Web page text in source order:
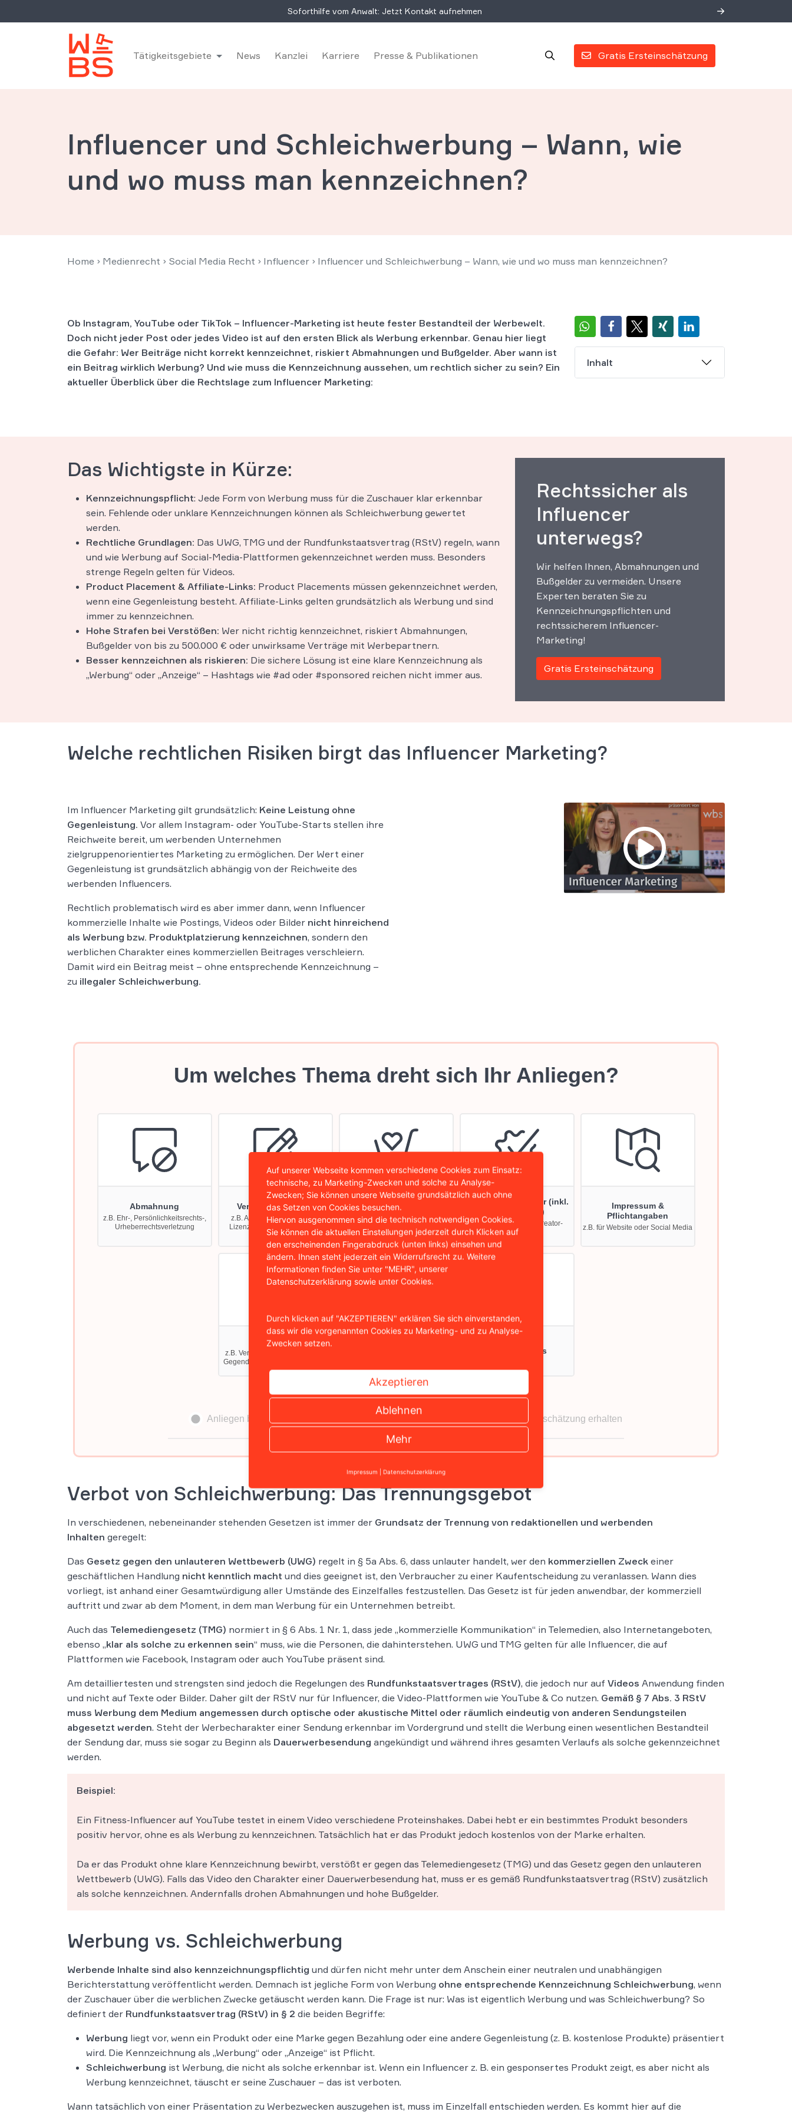
Soforthilfe vom Anwalt: Jetzt Kontakt aufnehmen
Gratis Ersteinschätzung
Tätigkeitsgebiete News Kanzlei Karriere Presse & Publikationen
Influencer und Schleichwerbung – Wann, wie
und wo muss man kennzeichnen?
Home › Medienrecht › Social Media Recht › Influencer › Influencer und Schleichwerbung – Wann, wie und wo muss man kennzeichnen?
Inhalt
Ob Instagram, YouTube oder TikTok – Influencer-Marketing ist heute fester Bestandteil der Werbewelt.
Doch nicht jeder Post oder jedes Video ist auf den ersten Blick als Werbung erkennbar. Genau hier liegt
die Gefahr: Wer Beiträge nicht korrekt kennzeichnet, riskiert Abmahnungen und Bußgelder. Aber wann ist
ein Beitrag wirklich Werbung? Und wie muss die Kennzeichnung aussehen, um rechtlich sicher zu sein? Ein
aktueller Überblick über die Rechtslage zum Influencer Marketing:
Das Wichtigste in Kürze:
Kennzeichnungspflicht: Jede Form von Werbung muss für die Zuschauer klar erkennbar
sein. Fehlende oder unklare Kennzeichnungen können als Schleichwerbung gewertet
werden.
Rechtliche Grundlagen: Das UWG, TMG und der Rundfunkstaatsvertrag (RStV) regeln, wann
und wie Werbung auf Social-Media-Plattformen gekennzeichnet werden muss. Besonders
strenge Regeln gelten für Videos.
Product Placement & Affiliate-Links: Product Placements müssen gekennzeichnet werden,
wenn eine Gegenleistung besteht. Affiliate-Links gelten grundsätzlich als Werbung und sind
immer zu kennzeichnen.
Hohe Strafen bei Verstößen: Wer nicht richtig kennzeichnet, riskiert Abmahnungen,
Bußgelder von bis zu 500.000 € oder unwirksame Verträge mit Werbepartnern.
Besser kennzeichnen als riskieren: Die sichere Lösung ist eine klare Kennzeichnung als
„Werbung“ oder „Anzeige“ – Hashtags wie #ad oder #sponsored reichen nicht immer aus.
Rechtssicher als
Influencer
unterwegs?
Wir helfen Ihnen, Abmahnungen und
Bußgelder zu vermeiden. Unsere
Experten beraten Sie zu
Kennzeichnungspflichten und
rechtssicherem Influencer-
Marketing!
Gratis Ersteinschätzung
Welche rechtlichen Risiken birgt das Influencer Marketing?
Im Influencer Marketing gilt grundsätzlich: Keine Leistung ohne
Gegenleistung. Vor allem Instagram- oder YouTube-Starts stellen ihre
Reichweite bereit, um werbenden Unternehmen
zielgruppenorientiertes Marketing zu ermöglichen. Der Wert einer
Gegenleistung ist grundsätzlich abhängig von der Reichweite des
werbenden Influencers.
Rechtlich problematisch wird es aber immer dann, wenn Influencer
kommerzielle Inhalte wie Postings, Videos oder Bilder nicht hinreichend
als Werbung bzw. Produktplatzierung kennzeichnen, sondern den
werblichen Charakter eines kommerziellen Beitrages verschleiern.
Damit wird ein Beitrag meist – ohne entsprechende Kennzeichnung –
zu illegaler Schleichwerbung.
Verbot von Schleichwerbung: Das Trennungsgebot
In verschiedenen, nebeneinander stehenden Gesetzen ist immer der Grundsatz der Trennung von redaktionellen und werbenden
Inhalten geregelt:
Das Gesetz gegen den unlauteren Wettbewerb (UWG) regelt in § 5a Abs. 6, dass unlauter handelt, wer den kommerziellen Zweck einer
geschäftlichen Handlung nicht kenntlich macht und dies geeignet ist, den Verbraucher zu einer Kaufentscheidung zu veranlassen. Wann dies
vorliegt, ist anhand einer Gesamtwürdigung aller Umstände des Einzelfalles festzustellen. Das Gesetz ist für jeden anwendbar, der kommerziell
auftritt und zwar ab dem Moment, in dem man Werbung für ein Unternehmen betreibt.
Auch das Telemediengesetz (TMG) normiert in § 6 Abs. 1 Nr. 1, dass jede „kommerzielle Kommunikation“ in Telemedien, also Internetangeboten,
ebenso „klar als solche zu erkennen sein“ muss, wie die Personen, die dahinterstehen. UWG und TMG gelten für alle Influencer, die auf
Plattformen wie Facebook, Instagram oder auch YouTube präsent sind.
Am detailliertesten und strengsten sind jedoch die Regelungen des Rundfunkstaatsvertrages (RStV), die jedoch nur auf Videos Anwendung finden
und nicht auf Texte oder Bilder. Daher gilt der RStV nur für Influencer, die Video-Plattformen wie YouTube & Co nutzen. Gemäß § 7 Abs. 3 RStV
muss Werbung dem Medium angemessen durch optische oder akustische Mittel oder räumlich eindeutig von anderen Sendungsteilen
abgesetzt werden. Steht der Werbecharakter einer Sendung erkennbar im Vordergrund und stellt die Werbung einen wesentlichen Bestandteil
der Sendung dar, muss sie sogar zu Beginn als Dauerwerbesendung angekündigt und während ihres gesamten Verlaufs als solche gekennzeichnet
werden.
Beispiel:
Ein Fitness-Influencer auf YouTube testet in einem Video verschiedene Proteinshakes. Dabei hebt er ein bestimmtes Produkt besonders
positiv hervor, ohne es als Werbung zu kennzeichnen. Tatsächlich hat er das Produkt jedoch kostenlos von der Marke erhalten.
Da er das Produkt ohne klare Kennzeichnung bewirbt, verstößt er gegen das Telemediengesetz (TMG) und das Gesetz gegen den unlauteren
Wettbewerb (UWG). Falls das Video den Charakter einer Dauerwerbesendung hat, muss er es gemäß Rundfunkstaatsvertrag (RStV) zusätzlich
als solche kennzeichnen. Andernfalls drohen Abmahnungen und hohe Bußgelder.
Werbung vs. Schleichwerbung
Werbende Inhalte sind also kennzeichnungspflichtig und dürfen nicht mehr unter dem Anschein einer neutralen und unabhängigen
Berichterstattung veröffentlicht werden. Demnach ist jegliche Form von Werbung ohne entsprechende Kennzeichnung Schleichwerbung, wenn
der Zuschauer über die werblichen Zwecke getäuscht werden kann. Die Frage ist nur: Was ist eigentlich Werbung und was Schleichwerbung? So
definiert der Rundfunkstaatsvertrag (RStV) in § 2 die beiden Begriffe:
Werbung liegt vor, wenn ein Produkt oder eine Marke gegen Bezahlung oder eine andere Gegenleistung (z. B. kostenlose Produkte) präsentiert
wird. Die Kennzeichnung als „Werbung“ oder „Anzeige“ ist Pflicht.
Schleichwerbung ist Werbung, die nicht als solche erkennbar ist. Wenn ein Influencer z. B. ein gesponsertes Produkt zeigt, es aber nicht als
Werbung kennzeichnet, täuscht er seine Zuschauer – das ist verboten.
Wann tatsächlich von einer Präsentation zu Werbezwecken auszugehen ist, muss im Einzelfall entschieden werden. Es kommt hier auf die
Auf unserer Webseite kommen verschiedene Cookies zum Einsatz:
technische, zu Marketing-Zwecken und solche zu Analyse-
Zwecken; Sie können unsere Webseite grundsätzlich auch ohne
das Setzen von Cookies besuchen.
Hiervon ausgenommen sind die technisch notwendigen Cookies.
Sie können die aktuellen Einstellungen jederzeit durch Klicken auf
den erscheinenden Fingerabdruck (unten links) einsehen und
ändern. Ihnen steht jederzeit ein Widerrufsrecht zu. Weitere
Informationen finden Sie unter "MEHR", unserer
Datenschutzerklärung sowie unter Cookies.
Durch klicken auf "AKZEPTIEREN" erklären Sie sich einverstanden,
dass wir die vorgenannten Cookies zu Marketing- und zu Analyse-
Zwecken setzen.
Akzeptieren
Ablehnen
Mehr
Impressum Datenschutzerklärung